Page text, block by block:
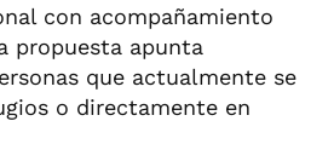
con acompañamiento
propuesta apunta
que actualmente se
o directamente en